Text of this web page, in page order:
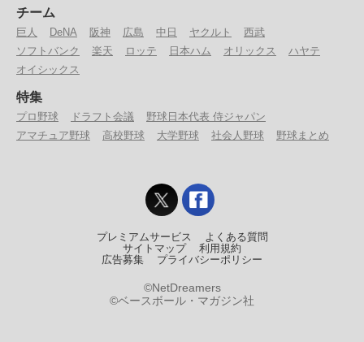
チーム
巨人 DeNA 阪神 広島 中日 ヤクルト
西武
ソフトバンク
楽天 ロッテ 日本ハム オリックス
ハヤテ
オイシックス
特集
プロ野球 ドラフト会議
野球日本代表 侍ジャパン
アマチュア野球
高校野球 大学野球 社会人野球 野球まとめ
プレミアムサービス
よくある質問
サイトマップ
利用規約
広告募集
プライバシーポリシー
©NetDreamers
©ベースボール・マガジン社